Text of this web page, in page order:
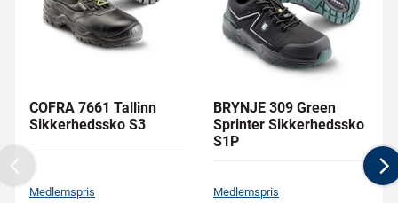
COFRA 7661 Tallinn
Sikkerhedssko S3
Medlemspris
BRYNJE 309 Green
Sprinter Sikkerhedssko
S1P
Medlemspris
Previous